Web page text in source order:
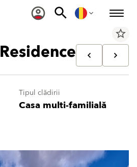
star_border
Tipul clădirii
Casa multi-familială